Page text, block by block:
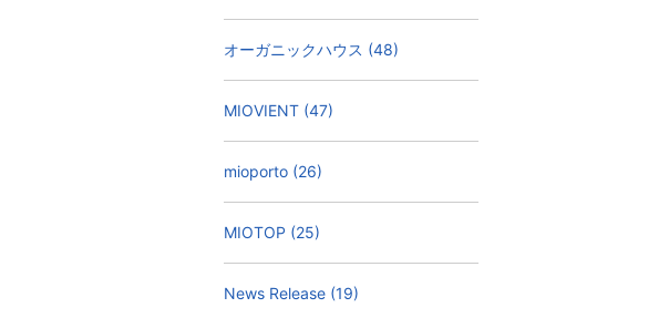
オーガニックハウス (48)
MIOVIENT (47)
mioporto (26)
MIOTOP (25)
News Release (19)